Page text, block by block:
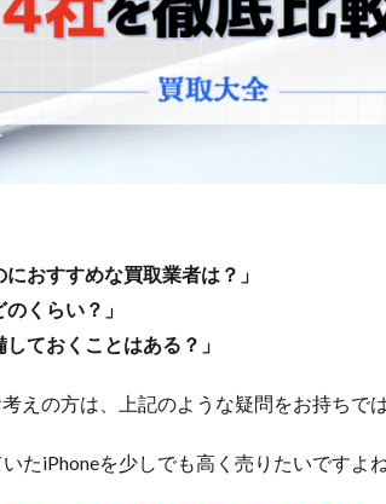
おすすめな買取業者は？」
くらい？」
ておくことはある？」
えの方は、上記のような疑問をお持ちで
たiPhoneを少しでも高く売りたいですよね